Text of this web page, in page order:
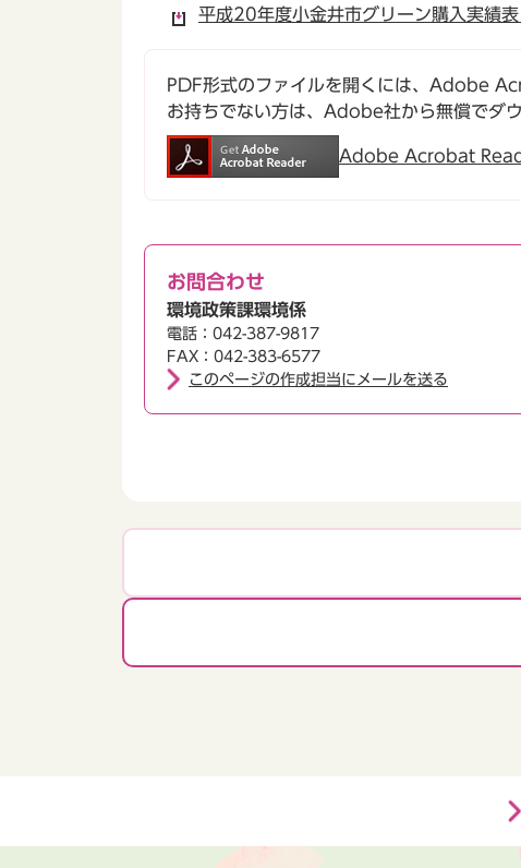
平成20年度小金井市グリーン購入実績
PDF形式のファイルを開くには、Adobe
お持ちでない方は、Adobe社から無償でダウ
Adobe Acrobat
お問合わせ
環境政策課環境係
電話：042-387-9817
FAX：042-383-6577
このページの作成担当にメールを送る